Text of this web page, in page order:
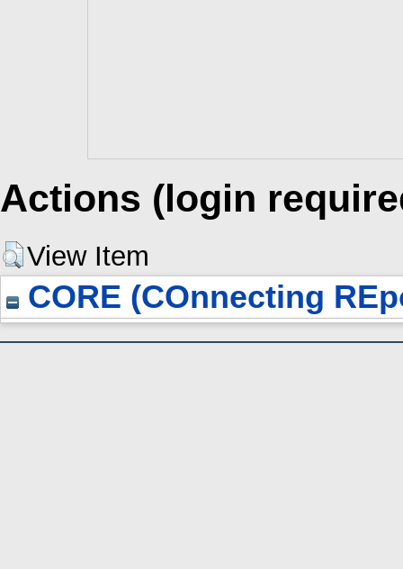
Actions (login
View Item
CORE (COnnecting